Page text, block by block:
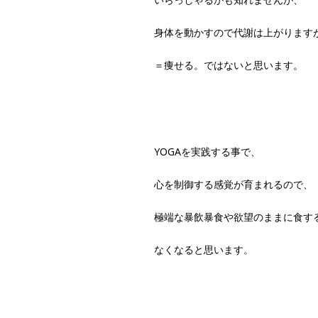
身体を動かすので代謝は上がります
＝痩せる。ではないと思います。
YOGAを実践する事で、
心を制御する感覚が育まれるので、
極端な暴飲暴食や欲望のままに食す
なくなると思います。